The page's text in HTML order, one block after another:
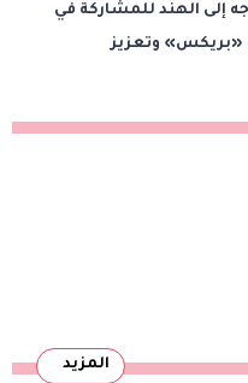
إلى الهند للمشاركة في
«بريكس» وتعزيز
المزيد